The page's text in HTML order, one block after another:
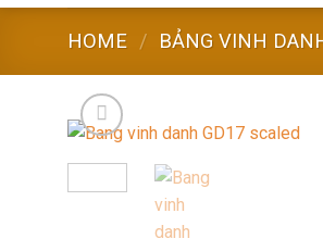
HOME / BẢNG VINH